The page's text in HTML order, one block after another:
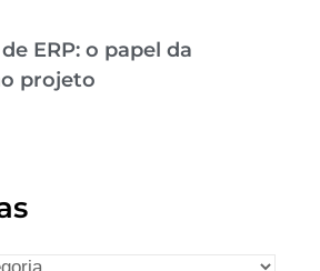
ERP: o papel da
projeto